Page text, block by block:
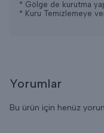
* Gölge de kurutma
* Kuru
Yorumlar
Bu ürün için henüz